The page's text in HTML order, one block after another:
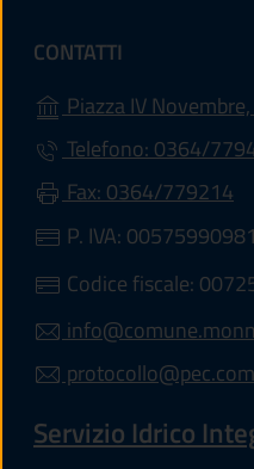
CONTATTI
Piazza IV
Telefono: 0364/
Fax: 0364/779214
P. IVA: 00575990981
Codice fiscale:
Servizio Idrico